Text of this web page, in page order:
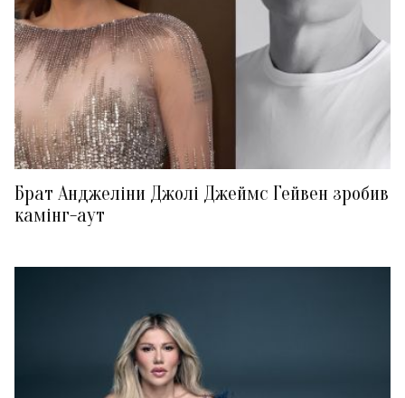
Брат Анджеліни Джолі Джеймс Гейвен зробив
камінг-аут